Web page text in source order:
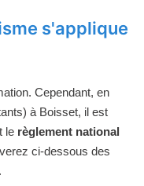
s'applique
Cependant, en
à Boisset, il est
le règlement national
ci-dessous des